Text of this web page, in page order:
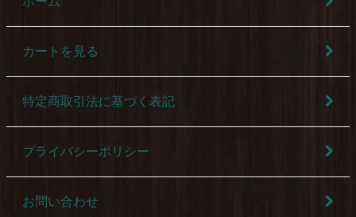
カートを見る
特定商取引法に基づく表記
プライバシーポリシー
お問い合わせ